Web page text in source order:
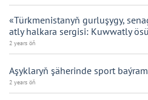
«Türkmenistanyň gurluşygy,
atly halkara sergisi: Kuwwatly
2 years öň
Aşyklaryň şäherinde sport
2 years öň